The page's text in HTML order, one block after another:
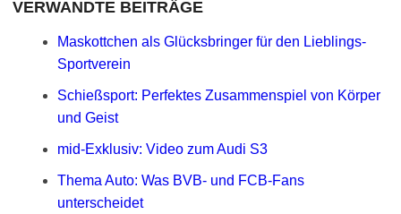
VERWANDTE BEITRÄGE
Maskottchen als Glücksbringer für den Lieblings-
Sportverein
Schießsport: Perfektes Zusammenspiel von Körper
und Geist
mid-Exklusiv: Video zum Audi S3
Thema Auto: Was BVB- und FCB-Fans
unterscheidet